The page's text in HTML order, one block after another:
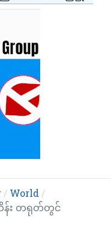
World
န်း တရုတ်တွင်